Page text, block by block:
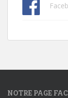
NOTRE PAGE